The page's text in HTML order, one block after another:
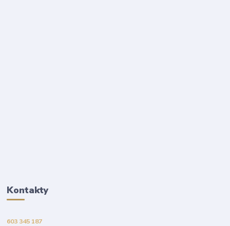
Kontakty
603 345 187